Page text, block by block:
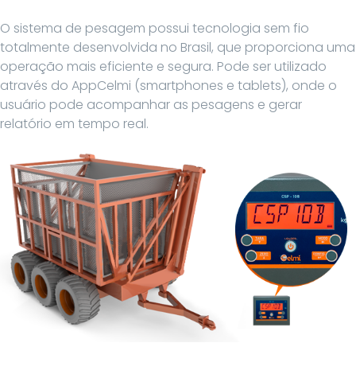
O sistema de pesagem possui tecnologia sem fio
totalmente desenvolvida no Brasil, que proporciona uma
operação mais eficiente e segura. Pode ser utilizado
através do AppCelmi (smartphones e tablets), onde o
usuário pode acompanhar as pesagens e gerar
relatório em tempo real.